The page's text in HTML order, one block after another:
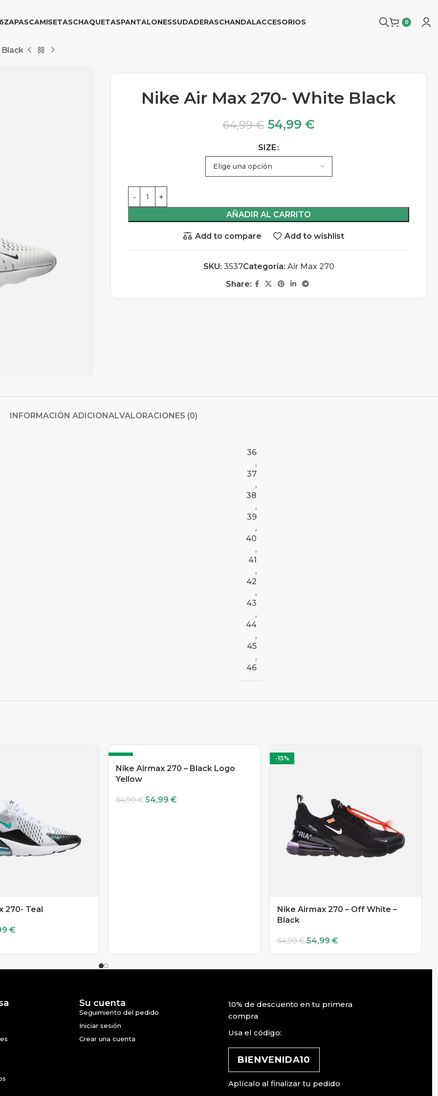
ZAPASCAMISETASCHAQUETASPANTALONESSUDADERASCHANDALACCESORIOS 0
Nike Air Max 270- White Black
64,99€ 54,99 €
SIZE
AÑADIR AL CARRITO
Add to compare Add to wishlist
SKU: 3537Categoría: Air Max 270
Share:
INFORMACIÓN ADICIONALVALORACIONES (0)
36
,
37
,
38
,
39
,
40
,
41
,
42
,
43
,
44
,
45
,
46
270- Teal
€
-15%
Nike Airmax 270 – Black Logo
Yellow
64,99€ 54,99 €
-15%
Nike Airmax 270 – Off White –
Black
64,99€ 54,99 €
Su cuenta
Seguimiento del pedido
Iniciar sesión
Crear una cuenta
10% de descuento en tu primera
compra
Usa el código:
BIENVENIDA10
Aplícalo al finalizar tu pedido